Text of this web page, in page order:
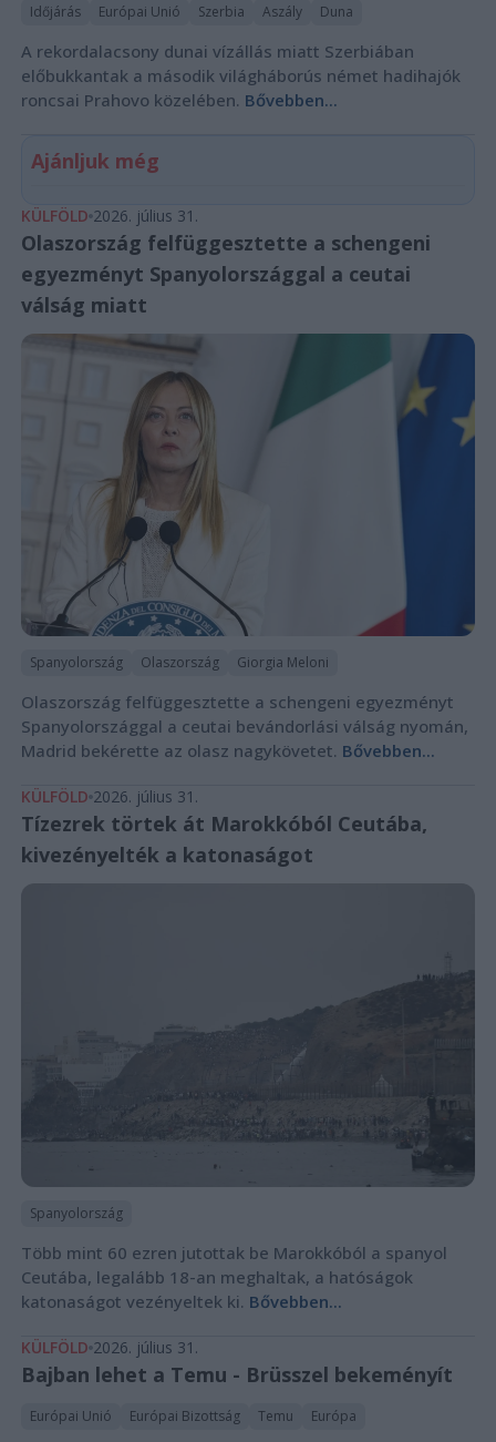
Időjárás Európai Unió Szerbia Aszály Duna
A rekordalacsony dunai vízállás miatt Szerbiában
előbukkantak a második világháborús német hadihajók
roncsai Prahovo közelében. Bővebben...
Ajánljuk még
KÜLFÖLD 2026. július 31.
Olaszország felfüggesztette a schengeni
egyezményt Spanyolországgal a ceutai
válság miatt
Spanyolország Olaszország Giorgia Meloni
Olaszország felfüggesztette a schengeni egyezményt
Spanyolországgal a ceutai bevándorlási válság nyomán,
Madrid bekérette az olasz nagykövetet. Bővebben...
KÜLFÖLD 2026. július 31.
Tízezrek törtek át Marokkóból Ceutába,
kivezényelték a katonaságot
Spanyolország
Több mint 60 ezren jutottak be Marokkóból a spanyol
Ceutába, legalább 18-an meghaltak, a hatóságok
katonaságot vezényeltek ki. Bővebben...
KÜLFÖLD 2026. július 31.
Bajban lehet a Temu - Brüsszel bekeményít
Európai Unió Európai Bizottság Temu Európa